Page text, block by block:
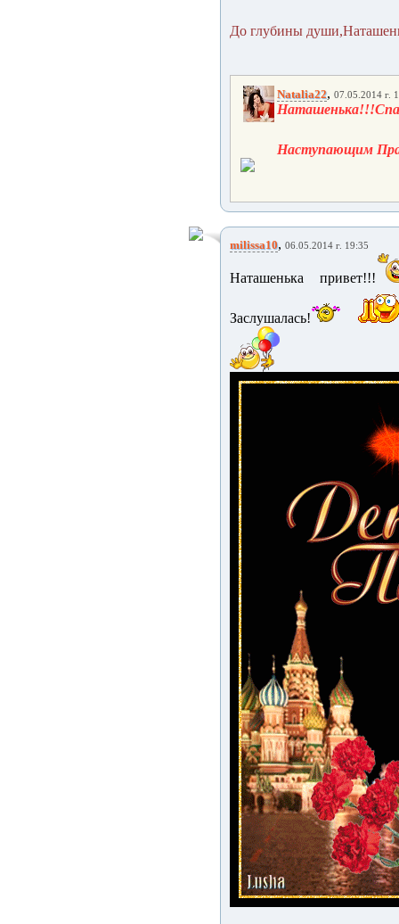
До глубины
Natalia22, 07.05.2014 г.
Наступающим
milissa10, 06.05.2014 г. 19:35
Наташенька привет!!!
Заслушалась!